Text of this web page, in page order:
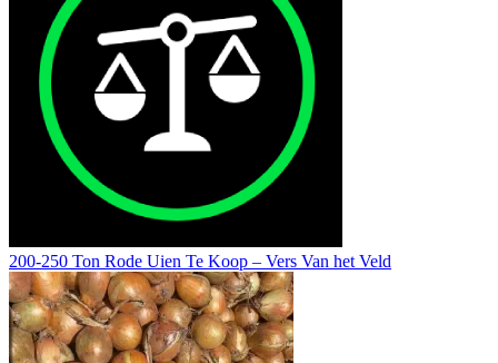
200-250 Ton Rode Uien Te Koop – Vers Van het Veld